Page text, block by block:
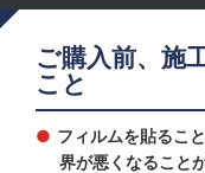
ご購入前、施
こと
フィルムを貼るこ
界が悪くなること